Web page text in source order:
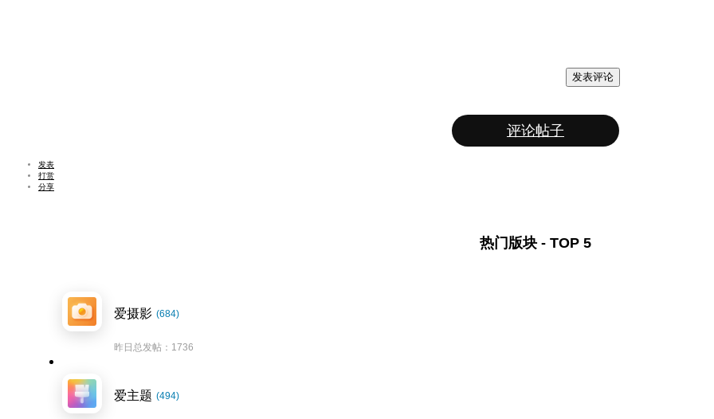
发表评论
评论帖子
发表
打赏
分享
热门版块 - TOP 5
爱摄影 (684)
昨日总发帖：1736
爱主题 (494)